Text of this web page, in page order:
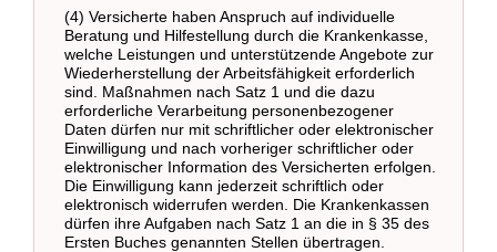
(4) Versicherte haben Anspruch auf individuelle
Beratung und Hilfestellung durch die Krankenkasse,
welche Leistungen und unterstützende Angebote zur
Wiederherstellung der Arbeitsfähigkeit erforderlich
sind. Maßnahmen nach Satz 1 und die dazu
erforderliche Verarbeitung personenbezogener
Daten dürfen nur mit schriftlicher oder elektronischer
Einwilligung und nach vorheriger schriftlicher oder
elektronischer Information des Versicherten erfolgen.
Die Einwilligung kann jederzeit schriftlich oder
elektronisch widerrufen werden. Die Krankenkassen
dürfen ihre Aufgaben nach Satz 1 an die in § 35 des
Ersten Buches genannten Stellen übertragen.